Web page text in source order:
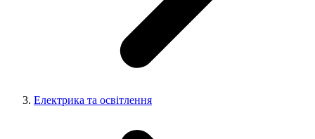
Електрика та освітлення